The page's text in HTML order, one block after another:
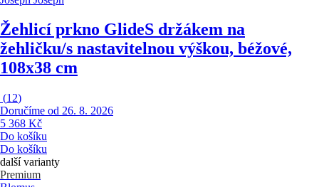
Žehlicí prkno GlideS držákem na
žehličku/s nastavitelnou výškou, béžové,
108x38 cm
(12)
Doručíme od 26. 8. 2026
5 368 Kč
Do košíku
Do košíku
další varianty
Premium